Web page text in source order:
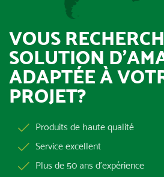
VOUS
SOLUTION
ADAPTÉE À
PROJET?
Produits de haute qualité
Service excellent
Plus de 50 ans d’expérience